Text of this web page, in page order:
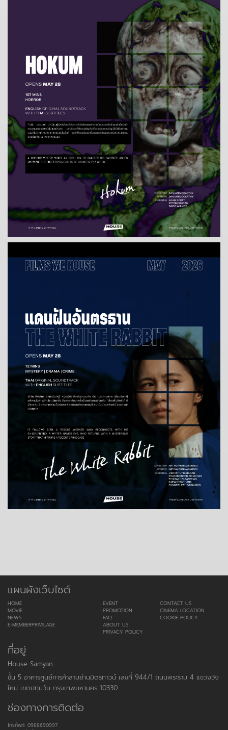
แผนผังเว็บไซต์
HOME
MOVIE
NEWS
E-MEMBERPRIVILAGE
EVENT
PROMOTION
FAQ
ABOUT US
PRIVACY POLICY
CONTACT US
CINEMA LOCATION
COOKIE POLICY
ที่อยู่
House Samyan
ชั้น 5 อาคารศูนย์การค้าสามย่านมิตรทาวน์ เลขที่ 944/1 ถนนพระราม 4 แขวงวัง
ใหม่ เขตปทุมวัน กรุงเทพมหานคร 10330
ช่องทางการติดต่อ
โทรศัพท์: 0988690997